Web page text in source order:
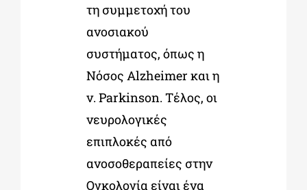
τη συμμετοχή του
ανοσιακού
συστήματος, όπως η
Νόσος Alzheimer και η
ν. Parkinson. Τέλος, οι
νευρολογικές
επιπλοκές από
ανοσοθεραπείες στην
Ογκολογία είναι ένα